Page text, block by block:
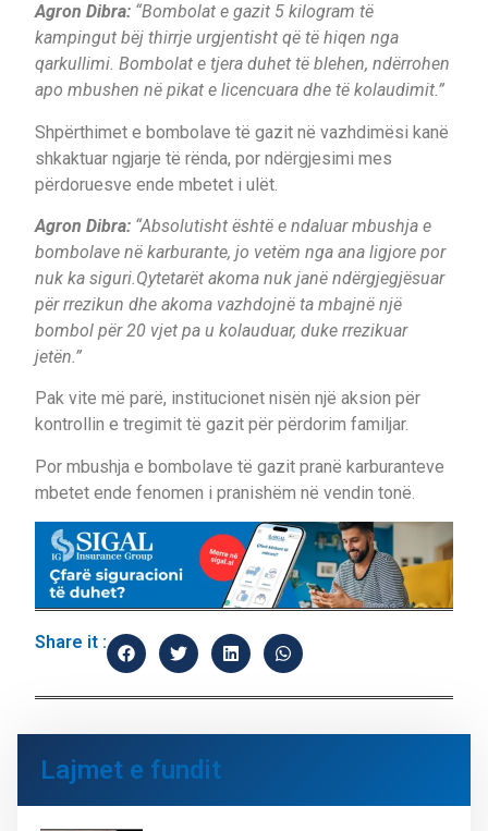
Agron Dibra: “Bombolat e gazit 5 kilogram të
kampingut bëj thirrje urgjentisht që të hiqen nga
qarkullimi. Bombolat e tjera duhet të blehen, ndërrohen
apo mbushen në pikat e licencuara dhe të kolaudimit.”
Shpërthimet e bombolave të gazit në vazhdimësi kanë
shkaktuar ngjarje të rënda, por ndërgjesimi mes
përdoruesve ende mbetet i ulët.
Agron Dibra: “Absolutisht është e ndaluar mbushja e
bombolave në karburante, jo vetëm nga ana ligjore por
nuk ka siguri.Qytetarët akoma nuk janë ndërgjegjësuar
për rrezikun dhe akoma vazhdojnë ta mbajnë një
bombol për 20 vjet pa u kolauduar, duke rrezikuar
jetën.”
Pak vite më parë, institucionet nisën një aksion për
kontrollin e tregimit të gazit për përdorim familjar.
Por mbushja e bombolave të gazit pranë karburanteve
mbetet ende fenomen i pranishëm në vendin tonë.
Share it :
Lajmet e fundit